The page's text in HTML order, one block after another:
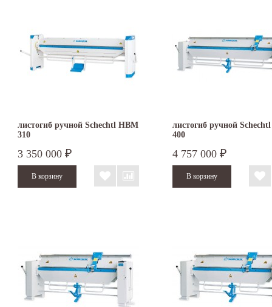
листогиб ручной Schechtl HBM
310
3 350 000 ₽
листогиб ручной
400
4 757 000 ₽